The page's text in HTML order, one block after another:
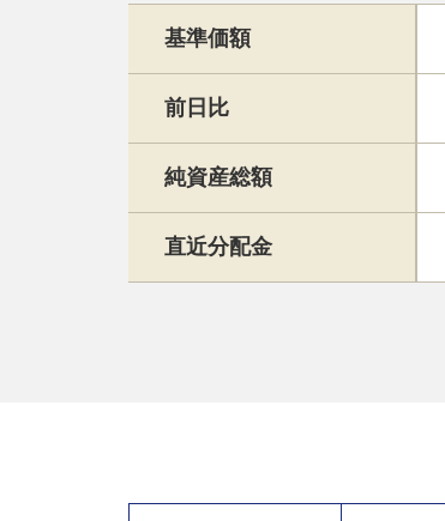
基準価額
前日比
純資産総額
直近分配金